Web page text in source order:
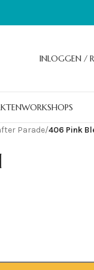
INLOGGEN /
WORKSHOPS
Parade/406 Pink